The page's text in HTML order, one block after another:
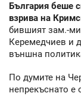
България беше
взрива на
бившият зам.-
Керемедчиев и
външна
По думите на
непрекъснато е